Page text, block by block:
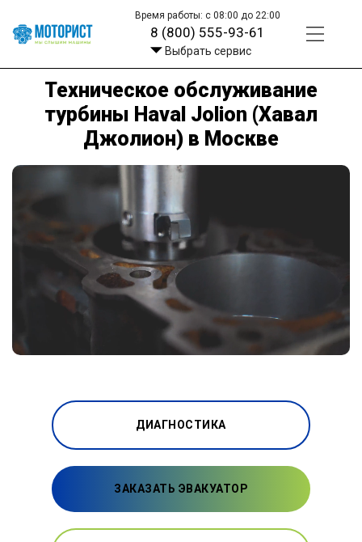
Время работы: с 08:00 до 22:00
8 (800) 555-93-61
Выбрать сервис
Техническое обслуживание
турбины Haval Jolion (Хавал
Джолион) в Москве
ДИАГНОСТИКА
ЗАКАЗАТЬ ЭВАКУАТОР